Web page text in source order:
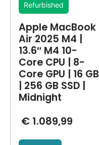
Refurbished
Apple MacBook
Air 2025 M4 |
13.6″ M4 10-
Core CPU | 8-
Core GPU | 16 GB
| 256 GB SSD |
Midnight
€1.089,99